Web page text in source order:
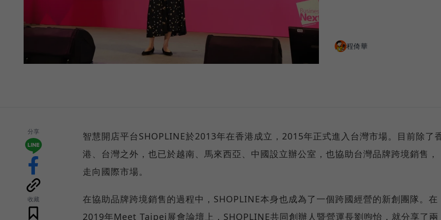
程倚華
分享
收藏
智慧開店平台SHOPLINE於2013年在香港成立，2015年正式進入台灣市場。目前除了
港、台灣之外，也已於越南、馬來西亞、中國設立辦公室，也協助台灣品牌跨境銷售，
走向國際市場。
在協助品牌跨境銷售的過程中，SHOPLINE本身也成為了一個跨國經營的新創團隊。在
2019年Meet Taipei展會論壇上，SHOPLINE共同創辦人暨營運長劉煦怡，就分享了兩